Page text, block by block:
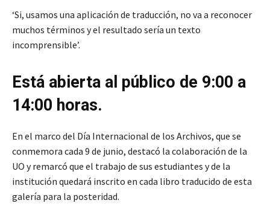
‘Si, usamos una aplicación de traducción, no va a reconocer
muchos términos y el resultado sería un texto
incomprensible’.
Está abierta al público de 9:00 a
14:00 horas.
En el marco del Día Internacional de los Archivos, que se
conmemora cada 9 de junio, destacó la colaboración de la
UO y remarcó que el trabajo de sus estudiantes y de la
institución quedará inscrito en cada libro traducido de esta
galería para la posteridad.